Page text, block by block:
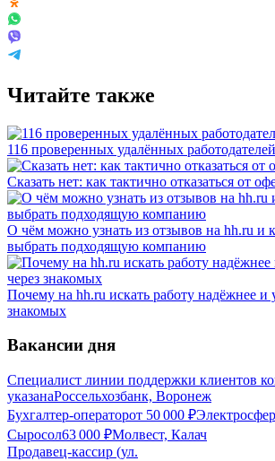
Читайте также
116 проверенных удалённых
Сказать нет: как тактично отказаться от
О чём можно узнать из отзывов на hh.ru и
выбрать подходящую компанию
Почему на hh.ru искать работу надёжнее и
знакомых
Вакансии дня
Специалист линии поддержки клиентов
указанаРоссельхозбанк, Воронеж
Бухгалтер-операторот 50 000 ₽
Сыросол63 000 ₽Молвест, Калач
Продавец-кассир (ул.